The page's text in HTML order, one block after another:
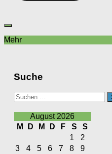
Mehr
Suche
Suchen
nach:
August 2026
M
D M D F S
S
1
2
3
4 5 6 7 8
9